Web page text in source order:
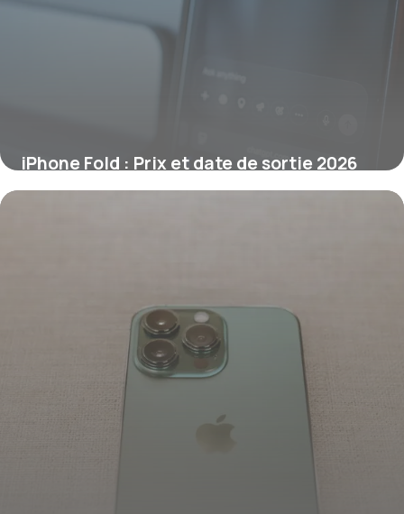
iPhone Fold : Prix et date de sortie 2026
30 mai 2026